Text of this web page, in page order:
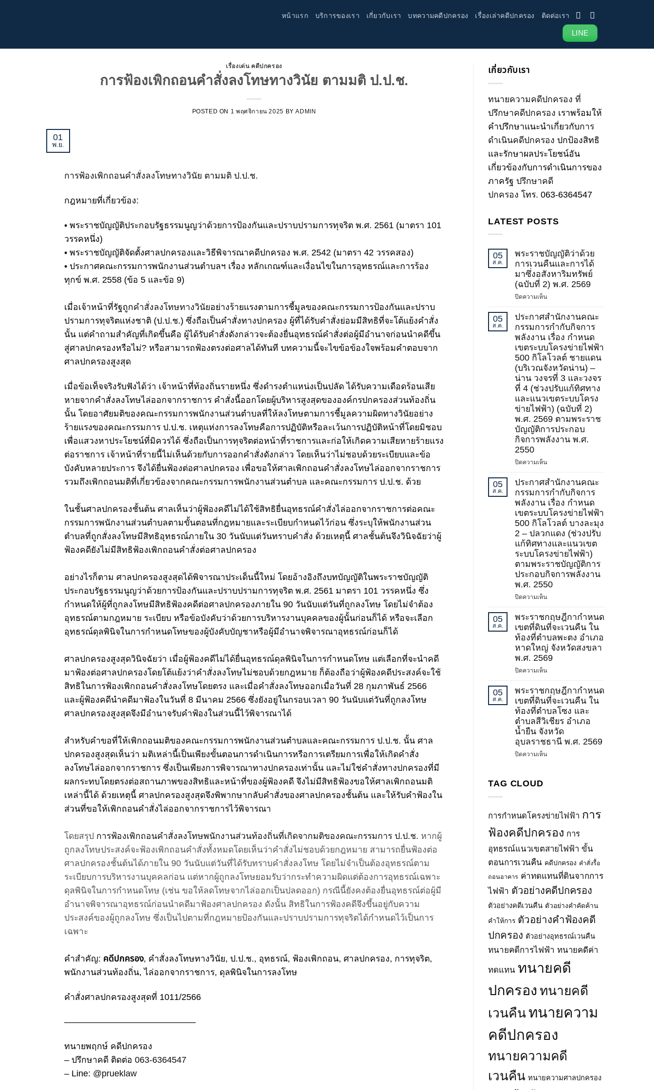
เนื้อหา
หน้าแรก บริการของเรา เกี่ยวกับเรา บทความคดีปกครอง เรื่องเล่าคดีปกครอง ติดต่อเรา
LINE
เรื่องเด่น คดีปกครอง
การฟ้องเพิกถอนคำสั่งลงโทษทางวินัย ตามมติ ป.ป.ช.
POSTED ON 1 พฤศจิกายน 2025 BYADMIN
01
พ.ย.
การฟ้องเพิกถอนคำสั่งลงโทษทางวินัย ตามมติ ป.ป.ช.
กฎหมายที่เกี่ยวข้อง:
• พระราชบัญญัติประกอบรัฐธรรมนูญว่าด้วยการป้องกันและปราบปรามการทุจริต พ.ศ. 2561 (มาตรา 101
วรรคหนึ่ง)
• พระราชบัญญัติจัดตั้งศาลปกครองและวิธีพิจารณาคดีปกครอง พ.ศ. 2542 (มาตรา 42 วรรคสอง)
• ประกาศคณะกรรมการพนักงานส่วนตำบลฯ เรื่อง หลักเกณฑ์และเงื่อนไขในการอุทธรณ์และการร้อง
ทุกข์ พ.ศ. 2558 (ข้อ 5 และข้อ 9)
เมื่อเจ้าหน้าที่รัฐถูกคำสั่งลงโทษทางวินัยอย่างร้ายแรงตามการชี้มูลของคณะกรรมการป้องกันและปราบ
ปรามการทุจริตแห่งชาติ (ป.ป.ช.) ซึ่งถือเป็นคำสั่งทางปกครอง ผู้ที่ได้รับคำสั่งย่อมมีสิทธิที่จะโต้แย้งคำสั่ง
นั้น แต่คำถามสำคัญที่เกิดขึ้นคือ ผู้ได้รับคำสั่งดังกล่าวจะต้องยื่นอุทธรณ์คำสั่งต่อผู้มีอำนาจก่อนนำคดีขึ้น
สู่ศาลปกครองหรือไม่? หรือสามารถฟ้องตรงต่อศาลได้ทันที บทความนี้จะไขข้อข้องใจพร้อมคำตอบจาก
ศาลปกครองสูงสุด
เมื่อข้อเท็จจริงรับฟังได้ว่า เจ้าหน้าที่ท้องถิ่นรายหนึ่ง ซึ่งดำรงตำแหน่งเป็นปลัด ได้รับความเดือดร้อนเสีย
หายจากคำสั่งลงโทษไล่ออกจากราชการ คำสั่งนี้ออกโดยผู้บริหารสูงสุดขององค์กรปกครองส่วนท้องถิ่น
นั้น โดยอาศัยมติของคณะกรรมการพนักงานส่วนตำบลที่ให้ลงโทษตามการชี้มูลความผิดทางวินัยอย่าง
ร้ายแรงของคณะกรรมการ ป.ป.ช. เหตุแห่งการลงโทษคือการปฏิบัติหรือละเว้นการปฏิบัติหน้าที่โดยมิชอบ
เพื่อแสวงหาประโยชน์ที่มิควรได้ ซึ่งถือเป็นการทุจริตต่อหน้าที่ราชการและก่อให้เกิดความเสียหายร้ายแรง
ต่อราชการ เจ้าหน้าที่รายนี้ไม่เห็นด้วยกับการออกคำสั่งดังกล่าว โดยเห็นว่าไม่ชอบด้วยระเบียบและข้อ
บังคับหลายประการ จึงได้ยื่นฟ้องต่อศาลปกครอง เพื่อขอให้ศาลเพิกถอนคำสั่งลงโทษไล่ออกจากราชการ
รวมถึงเพิกถอนมติที่เกี่ยวข้องจากคณะกรรมการพนักงานส่วนตำบล และคณะกรรมการ ป.ป.ช. ด้วย
ในชั้นศาลปกครองชั้นต้น ศาลเห็นว่าผู้ฟ้องคดีไม่ได้ใช้สิทธิยื่นอุทธรณ์คำสั่งไล่ออกจากราชการต่อคณะ
กรรมการพนักงานส่วนตำบลตามขั้นตอนที่กฎหมายและระเบียบกำหนดไว้ก่อน ซึ่งระบุให้พนักงานส่วน
ตำบลที่ถูกสั่งลงโทษมีสิทธิอุทธรณ์ภายใน 30 วันนับแต่วันทราบคำสั่ง ด้วยเหตุนี้ ศาลชั้นต้นจึงวินิจฉัยว่าผู้
ฟ้องคดียังไม่มีสิทธิฟ้องเพิกถอนคำสั่งต่อศาลปกครอง
อย่างไรก็ตาม ศาลปกครองสูงสุดได้พิจารณาประเด็นนี้ใหม่ โดยอ้างอิงถึงบทบัญญัติในพระราชบัญญัติ
ประกอบรัฐธรรมนูญว่าด้วยการป้องกันและปราบปรามการทุจริต พ.ศ. 2561 มาตรา 101 วรรคหนึ่ง ซึ่ง
กำหนดให้ผู้ที่ถูกลงโทษมีสิทธิฟ้องคดีต่อศาลปกครองภายใน 90 วันนับแต่วันที่ถูกลงโทษ โดยไม่จำต้อง
อุทธรณ์ตามกฎหมาย ระเบียบ หรือข้อบังคับว่าด้วยการบริหารงานบุคคลของผู้นั้นก่อนก็ได้ หรือจะเลือก
อุทธรณ์ดุลพินิจในการกำหนดโทษของผู้บังคับบัญชาหรือผู้มีอำนาจพิจารณาอุทธรณ์ก่อนก็ได้
ศาลปกครองสูงสุดวินิจฉัยว่า เมื่อผู้ฟ้องคดีไม่ได้ยื่นอุทธรณ์ดุลพินิจในการกำหนดโทษ แต่เลือกที่จะนำคดี
มาฟ้องต่อศาลปกครองโดยโต้แย้งว่าคำสั่งลงโทษไม่ชอบด้วยกฎหมาย ก็ต้องถือว่าผู้ฟ้องคดีประสงค์จะใช้
สิทธิในการฟ้องเพิกถอนคำสั่งลงโทษโดยตรง และเมื่อคำสั่งลงโทษออกเมื่อวันที่ 28 กุมภาพันธ์ 2566
และผู้ฟ้องคดีนำคดีมาฟ้องในวันที่ 8 มีนาคม 2566 ซึ่งยังอยู่ในกรอบเวลา 90 วันนับแต่วันที่ถูกลงโทษ
ศาลปกครองสูงสุดจึงมีอำนาจรับคำฟ้องในส่วนนี้ไว้พิจารณาได้
สำหรับคำขอที่ให้เพิกถอนมติของคณะกรรมการพนักงานส่วนตำบลและคณะกรรมการ ป.ป.ช. นั้น ศาล
ปกครองสูงสุดเห็นว่า มติเหล่านี้เป็นเพียงขั้นตอนการดำเนินการหรือการเตรียมการเพื่อให้เกิดคำสั่ง
ลงโทษไล่ออกจากราชการ ซึ่งเป็นเพียงการพิจารณาทางปกครองเท่านั้น และไม่ใช่คำสั่งทางปกครองที่มี
ผลกระทบโดยตรงต่อสถานภาพของสิทธิและหน้าที่ของผู้ฟ้องคดี จึงไม่มีสิทธิฟ้องขอให้ศาลเพิกถอนมติ
เหล่านี้ได้ ด้วยเหตุนี้ ศาลปกครองสูงสุดจึงพิพากษากลับคำสั่งของศาลปกครองชั้นต้น และให้รับคำฟ้องใน
ส่วนที่ขอให้เพิกถอนคำสั่งไล่ออกจากราชการไว้พิจารณา
โดยสรุป การฟ้องเพิกถอนคำสั่งลงโทษพนักงานส่วนท้องถิ่นที่เกิดจากมติของคณะกรรมการ ป.ป.ช. หากผู้
ถูกลงโทษประสงค์จะฟ้องเพิกถอนคำสั่งทั้งหมดโดยเห็นว่าคำสั่งไม่ชอบด้วยกฎหมาย สามารถยื่นฟ้องต่อ
ศาลปกครองชั้นต้นได้ภายใน 90 วันนับแต่วันที่ได้รับทราบคำสั่งลงโทษ โดยไม่จำเป็นต้องอุทธรณ์ตาม
ระเบียบการบริหารงานบุคคลก่อน แต่หากผู้ถูกลงโทษยอมรับว่ากระทำความผิดแต่ต้องการอุทธรณ์เฉพาะ
ดุลพินิจในการกำหนดโทษ (เช่น ขอให้ลดโทษจากไล่ออกเป็นปลดออก) กรณีนี้ยังคงต้องยื่นอุทธรณ์ต่อผู้มี
อำนาจพิจารณาอุทธรณ์ก่อนนำคดีมาฟ้องศาลปกครอง ดังนั้น สิทธิในการฟ้องคดีจึงขึ้นอยู่กับความ
ประสงค์ของผู้ถูกลงโทษ ซึ่งเป็นไปตามที่กฎหมายป้องกันและปราบปรามการทุจริตได้กำหนดไว้เป็นการ
เฉพาะ
คำสำคัญ: คดีปกครอง, คำสั่งลงโทษทางวินัย, ป.ป.ช., อุทธรณ์, ฟ้องเพิกถอน, ศาลปกครอง, การทุจริต,
พนักงานส่วนท้องถิ่น, ไล่ออกจากราชการ, ดุลพินิจในการลงโทษ
คำสั่งศาลปกครองสูงสุดที่ 1011/2566
———————————————
ทนายพฤกษ์ คดีปกครอง
– ปรึกษาคดี ติดต่อ 063-6364547
– Line: @prueklaw
เกี่ยวกับเรา
ทนายความคดีปกครอง ที่
ปรึกษาคดีปกครอง เราพร้อมให้
คำปรึกษาแนะนำเกี่ยวกับการ
ดำเนินคดีปกครอง ปกป้องสิทธิ
และรักษาผลประโยชน์อัน
เกี่ยวข้องกับการดำเนินการของ
ภาครัฐ ปรึกษาคดี
ปกครอง โทร. 063-6364547
LATEST POSTS
05
ส.ค.
พระราชบัญญัติว่าด้วย
การเวนคืนและการได้
มาซึ่งอสังหาริมทรัพย์
(ฉบับที่ 2) พ.ศ. 2569
ปิดความเห็นบน
ราช
บัญญัติ
ว่า
ด้วย
การ
เวนคืน
และ
การ
ได้
มา
ซึ่ง
อสังหาริมทรัพย์
(ฉบับ
ที่
2)
2569
05
ส.ค.
ประกาศสำนักงานคณะ
กรรมการกำกับกิจการ
พลังงาน เรื่อง กำหนด
เขตระบบโครงข่ายไฟฟ้า
500 กิโลโวลต์ ชายแดน
(บริเวณจังหวัดน่าน) –
น่าน วงจรที่ 3 และวงจร
ที่ 4 (ช่วงปรับแก้ทิศทาง
และแนวเขตระบบโครง
ข่ายไฟฟ้า) (ฉบับที่ 2)
พ.ศ. 2569 ตามพระราช
บัญญัติการประกอบ
กิจการพลังงาน พ.ศ.
2550
ปิดความเห็นบน
สำนักงาน
คณะ
กรรมการ
กำกับ
กิจการ
พลังงาน
เรื่อง
กำหนด
เขต
ระบบ
โครง
ข่าย
500
โวลต์
ชายแดน
(บริเวณ
จังหวัด
น่าน)
น่าน
ที่
3
และ
วงจร
ที่
4
ปรับ
ระบบ
ข่าย
(ฉบับ
ที่
พ.ศ.
2569
ตามพ
ระ
ราช
บัญญัติ
การ
ประกอบ
กิจการ
พลังงาน
พ.ศ.
05
ส.ค.
ประกาศสำนักงานคณะ
กรรมการกำกับกิจการ
พลังงาน เรื่อง กำหนด
เขตระบบโครงข่ายไฟฟ้า
500 กิโลโวลต์ บางละมุง
2 – ปลวกแดง (ช่วงปรับ
แก้ทิศทางและแนวเขต
ระบบโครงข่ายไฟฟ้า)
ตามพระราชบัญญัติการ
ประกอบกิจการพลังงาน
พ.ศ. 2550
ปิดความเห็นบน
สำนักงาน
คณะ
กำกับ
กิจการ
พลังงาน
เรื่อง
เขต
ระบบ
โครง
ข่าย
ไฟฟ้า
500
กิโล
โวลต์
แก้
และ
แนว
ระบบ
โครง
ไฟฟ้า)
ตามพ
ราช
การ
ประกอบ
พลังงาน
05
ส.ค.
พระราชกฤษฎีกากำหนด
เขตที่ดินที่จะเวนคืน ใน
ท้องที่ตำบลพะตง อำเภอ
หาดใหญ่ จังหวัดสงขลา
พ.ศ. 2569
ปิดความเห็นบน
ราช
กฤษฎีกา
กำหนด
เขต
ที่ดิน
ที่
จะ
หาดใหญ่
สงขลา
พ.ศ.
05
ส.ค.
พระราชกฤษฎีกากำหนด
เขตที่ดินที่จะเวนคืน ใน
ท้องที่ตำบลโซง และ
ตำบลสีวิเชียร อำเภอ
น้ำยืน จังหวัด
อุบลราชธานี พ.ศ. 2569
ปิดความเห็นบน
ที่
เวนคืน
ใน
ที่
ตำบล
และ
ตำบล
วิเชียร
น้ำยืน
จังหวัด
พ.ศ.
TAG CLOUD
การกำหนดโครงข่ายไฟฟ้า การ
ฟ้องคดีปกครอง การ
อุทธรณ์แนวเขตสายไฟฟ้า ขั้น
ตอนการเวนคืน คดีปกครอง คำสั่งรื้อ
ถอนอาคาร ค่าทดแทนที่ดินจากการ
ไฟฟ้า ตัวอย่างคดีปกครอง
ตัวอย่างคดีเวนคืน ตัวอย่างคำคัดค้าน
คำให้การ ตัวอย่างคำฟ้องคดี
ปกครอง ตัวอย่างอุทธรณ์เวนคืน
ทนายคดีการไฟฟ้า ทนายคดีค่า
ทดแทน ทนายคดี
ปกครอง ทนายคดี
เวนคืน ทนายความ
คดีปกครอง
ทนายความคดี
เวนคืน ทนายความศาลปกครอง